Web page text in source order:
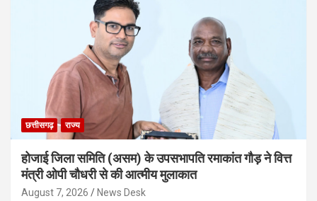
छत्तीसगढ़ राज्य
होजाई जिला समिति (असम) के उपसभापति रमाकांत गौड़ ने वित्त
मंत्री ओपी चौधरी से की आत्मीय मुलाकात
August 7, 2026 News Desk